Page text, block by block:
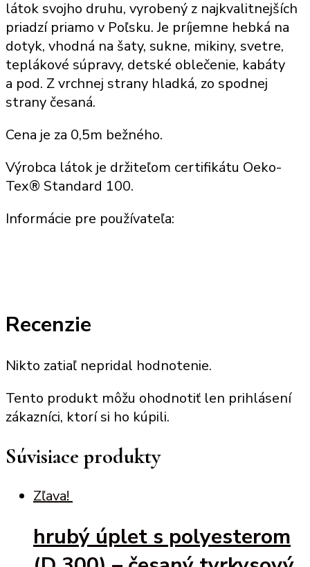
látok svojho druhu, vyrobený z najkvalitnejších
priadzí priamo v Poľsku. Je príjemne hebká na
dotyk, vhodná na šaty, sukne, mikiny, svetre,
teplákové súpravy, detské oblečenie, kabáty
a pod. Z vrchnej strany hladká, zo spodnej
strany česaná.
Cena je za 0,5m bežného.
Výrobca látok je držiteľom certifikátu Oeko-
Tex® Standard 100.
Informácie pre používateľa:
Recenzie
Nikto zatiaľ nepridal hodnotenie.
Tento produkt môžu ohodnotiť len prihlásení
zákazníci, ktorí si ho kúpili.
Súvisiace produkty
Zľava!
hrubý úplet s polyesterom